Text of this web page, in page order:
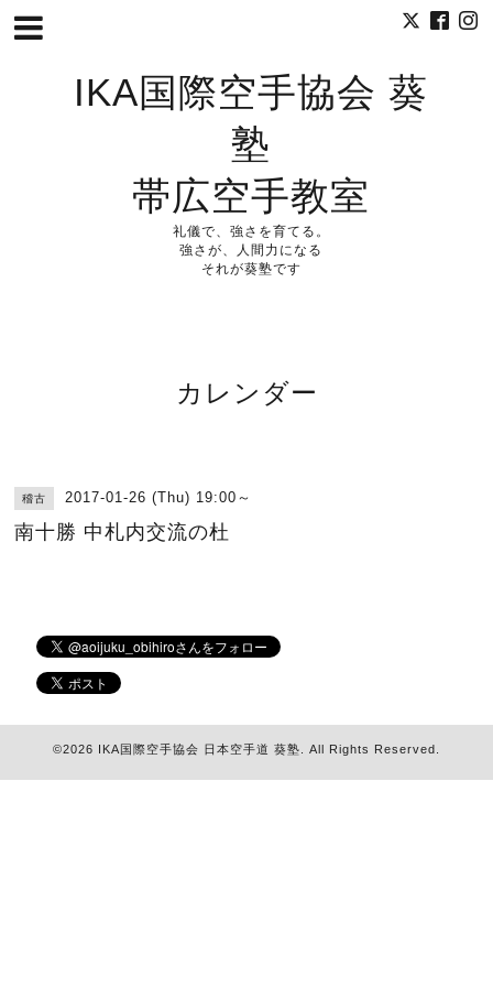
IKA国際空手協会 葵
塾
帯広空手教室
礼儀で、強さを育てる。
強さが、人間力になる
それが葵塾です
カレンダー
稽古 2017-01-26 (Thu) 19:00～
南十勝 中札内交流の杜
©2026 IKA国際空手協会 日本空手道 葵塾 . All Rights Reserved.